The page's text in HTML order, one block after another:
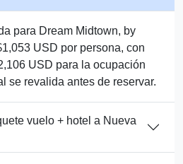
para Dream Midtown, by
USD por persona, con
USD para la ocupación
se revalida antes de reservar.
vuelo + hotel a Nueva